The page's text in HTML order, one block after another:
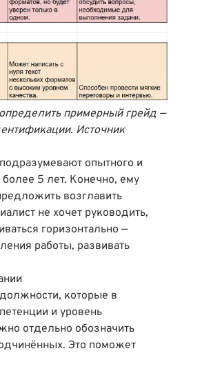
примерный грейд —
Источник
опытного и
более 5 лет. Конечно, ему
возглавить
не хочет руководить,
горизонтально —
работы, развивать
которые в
и уровень
отдельно обозначить
Это поможет